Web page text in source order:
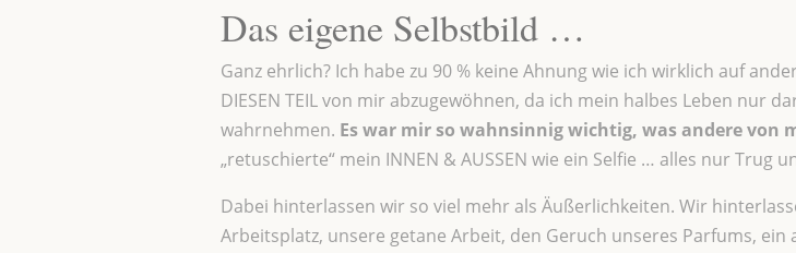
Das eigene Selbstbild …
Ganz ehrlich? Ich habe zu 90 % keine Ahnung wie ich wirklich auf
DIESEN TEIL von mir abzugewöhnen, da ich mein halbes Leben nur
wahrnehmen. Es war mir so wahnsinnig wichtig, was andere von
„retuschierte“ mein INNEN & AUSSEN wie ein Selfie … alles nur Trug
Dabei hinterlassen wir so viel mehr als Äußerlichkeiten. Wir
Arbeitsplatz, unsere getane Arbeit, den Geruch unseres Parfums,